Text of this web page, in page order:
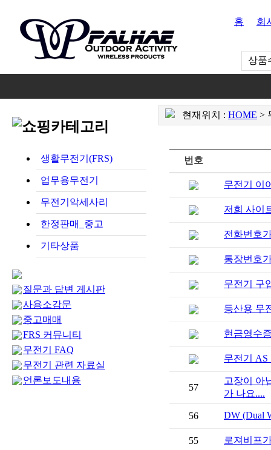
홈 회
상품
생활무전기(FRS)
업무용무전기
무전기악세사리
한정판매_중고
기타상품
질문과 답변 게시판
사용소감문
중고매매
FRS 커뮤니티
무전기 FAQ
무전기 관련 자료실
언론보도내용
현재위치 : HOME >
번호
무전기 이
저희 사이
전화번호
통장번호
무전기 구
등산용 무
현금영수
무전기
57
가 나요....
56 DW (Dual
55 로져비프